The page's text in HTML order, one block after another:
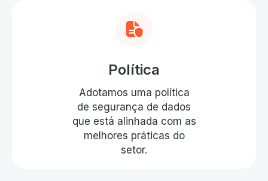
Política
Adotamos uma política
de segurança de dados
que está alinhada com as
melhores práticas do
setor.